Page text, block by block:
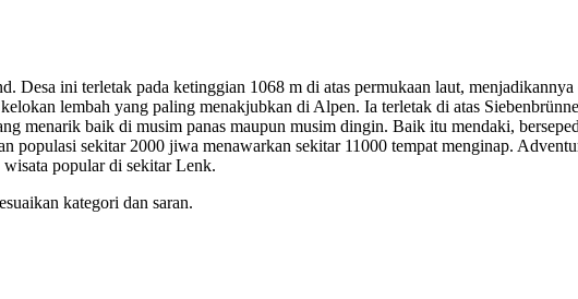
Desa ini terletak pada ketinggian 1068 m di atas permukaan laut,
lembah yang paling menakjubkan di Alpen. Ia terletak di atas
menarik baik di musim panas maupun musim dingin. Baik itu mendaki,
populasi sekitar 2000 jiwa menawarkan sekitar 11000 tempat menginap.
popular di sekitar Lenk.
kategori dan saran.